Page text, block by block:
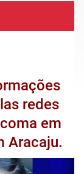
redes
em
Aracaju.